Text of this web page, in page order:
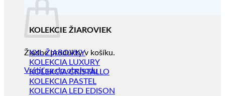
Žiadne produkty v košíku.
Vrátiť sa do obchodu
KOLEKCIE ŽIAROVIEK
XXL ŽIAROVKY
KOLEKCIA LUXURY
KOLEKCIA CRISTALLO
KOLEKCIA PASTEL
KOLEKCIA LED EDISON